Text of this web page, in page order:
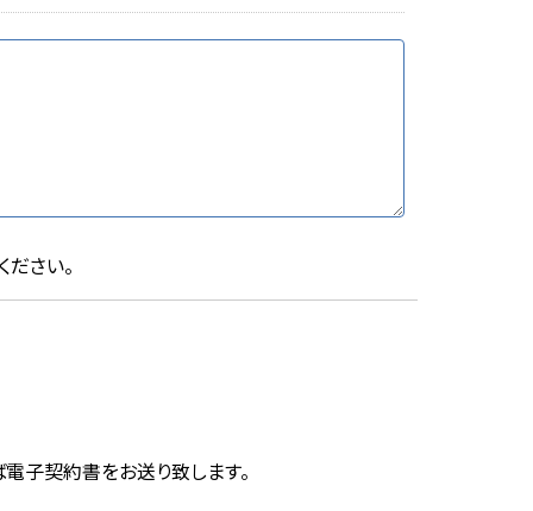
さい。
子契約書をお送り致します。